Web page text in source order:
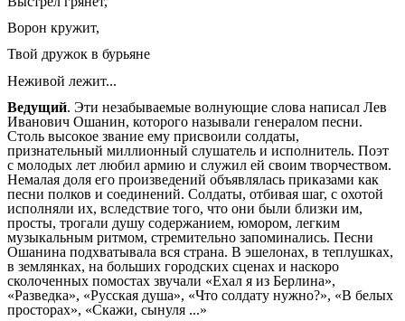
Ворон кружит,
Твой дружок в бурьяне
Неживой лежит...
Ведущий. Эти незабываемые волнующие слова написал Лев
Иванович Ошанин, которого называли генералом песни.
Столь высокое звание ему присвоили солдаты,
признательный миллионный слушатель и исполнитель. Поэт
с молодых лет любил армию и служил ей своим творчеством.
Немалая доля его произведений объявлялась приказами как
песни полков и соединений. Солдаты, отбивая шаг, с охотой
исполняли их, вследствие того, что они были близки им,
просты, трогали душу содержанием, юмором, легким
музыкальным ритмом, стремительно запоминались. Песни
Ошанина подхватывала вся страна. В эшелонах, в теплушках,
в землянках, на больших городских сценах и наскоро
сколоченных помостах звучали «Ехал я из Берлина»,
«Разведка», «Русская душа», «Что солдату нужно?», «В белых
просторах», «Скажи, сынуля ...»